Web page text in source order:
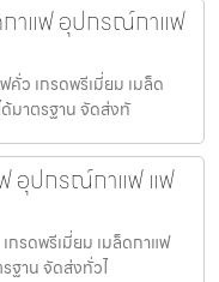
กาแฟ อุปกรณ์กาแฟ
คั่ว เกรดพรีเมี่ยม เมล็ด
มาตรฐาน จัดส่งทั
ฟ อุปกรณ์กาแฟ แฟ
กรดพรีเมี่ยม เมล็ดกาแฟ
ฐาน จัดส่งทั่วไ